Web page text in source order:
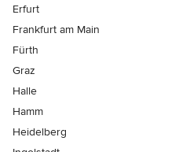
Erfurt
Frankfurt am Main
Fürth
Graz
Halle
Hamm
Heidelberg